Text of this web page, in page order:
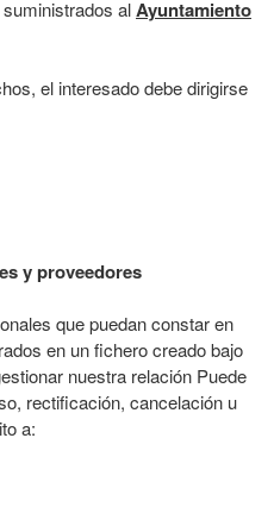
alAyuntamiento
el interesado debe dirigirse
y proveedores
que puedan constar en
en un fichero creado bajo
nuestra relación Puede
rectificación, cancelación u
a: